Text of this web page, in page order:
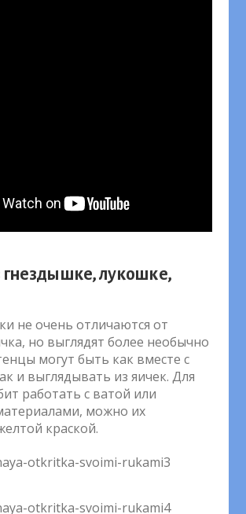
гнездышке, лукошке,
не очень отличаются от
но выглядят более необычно
могут быть как вместе с
и выглядывать из яичек. Для
работать с ватой или
можно их
краской.